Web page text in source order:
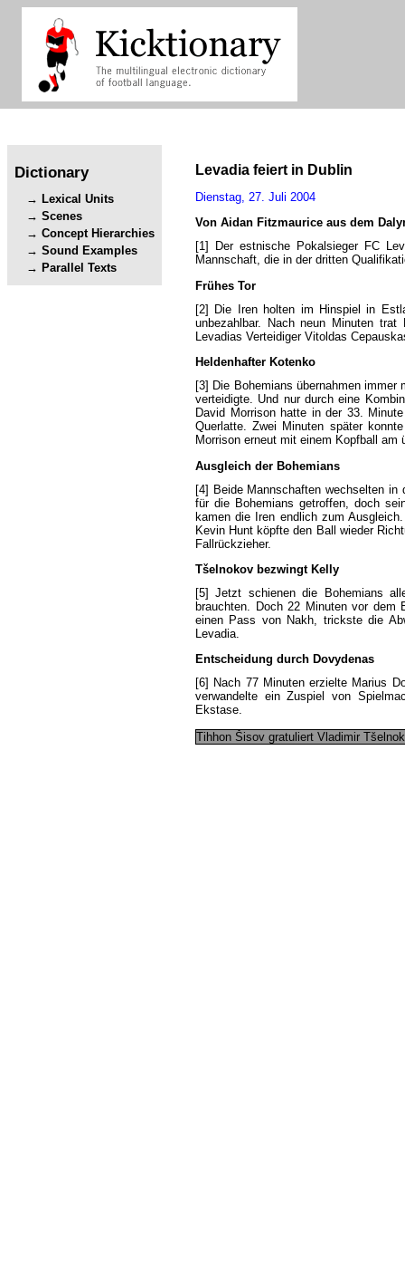
Dictionary
Lexical Units
Scenes
Concept Hierarchies
Sound Examples
Parallel Texts
Levadia feiert in Dublin
Dienstag, 27. Juli 2004
Von Aidan Fitzmaurice aus dem
[1]
Der estnische Pokalsieger FC
Mannschaft, die in der dritten
Frühes Tor
[2]
Die Iren holten im Hinspiel in
unbezahlbar. Nach neun Minuten trat
Levadias Verteidiger Vitoldas
Heldenhafter Kotenko
[3] Die Bohemians übernahmen immer
verteidigte. Und nur durch eine
David Morrison hatte in der 33. Minute
Querlatte.Zwei Minuten später konnte
Morrison erneut mit einem Kopfball am
Ausgleich der Bohemians
[4] Beide Mannschaften wechselten in
für die Bohemians getroffen, doch
kamen die Iren endlich zum Ausgleich
Kevin Hunt köpfte den Ball wieder
Fallrückzieher.
Tšelnokov bezwingt Kelly
[5]Jetzt schienen die Bohemians
brauchten. Doch 22 Minuten vor dem
einen Pass von Nakh, trickste die
Levadia.
Entscheidung durch Dovydenas
[6] Nach 77 Minuten erzielte Marius
verwandelte ein Zuspiel von
Ekstase.
Tihhon Šisov gratuliert Vladimir